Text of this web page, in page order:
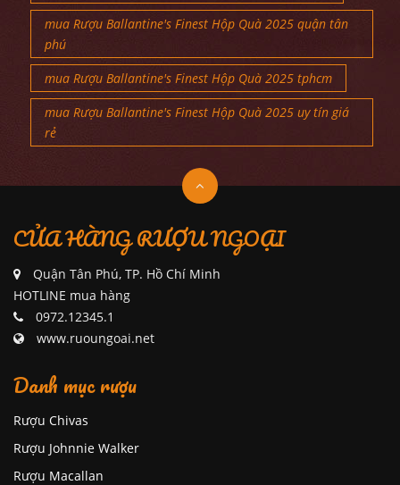
mua Rượu Ballantine's Finest Hộp Quà 2025 quận tân
phú
mua Rượu Ballantine's Finest Hộp Quà 2025 tphcm
mua Rượu Ballantine's Finest Hộp Quà 2025 uy tín giá
rẻ
CỬA HÀNG RƯỢU NGOẠI
Quận Tân Phú, TP. Hồ Chí Minh
HOTLINE mua hàng
0972.12345.1
www.ruoungoai.net
Danh mục rượu
Rượu Chivas
Rượu Johnnie Walker
Rượu Macallan